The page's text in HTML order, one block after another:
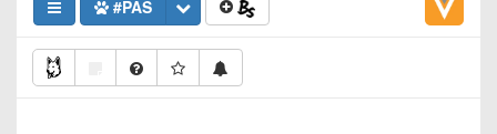
#PAS